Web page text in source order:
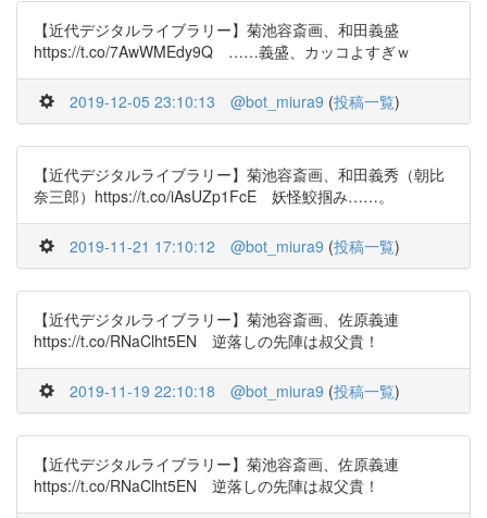
【近代デジタルライブラリー】菊池容斎画、和田義盛
https://t.co/7AwWMEdy9Q ……義盛、カッコよすぎｗ
2019-12-05 23:10:13 @bot_miura9 (投稿一覧)
【近代デジタルライブラリー】菊池容斎画、和田義秀（朝比
奈三郎）https://t.co/iAsUZp1FcE 妖怪鮫掴み……。
2019-11-21 17:10:12 @bot_miura9 (投稿一覧)
【近代デジタルライブラリー】菊池容斎画、佐原義連
https://t.co/RNaClht5EN 逆落しの先陣は叔父貴！
2019-11-19 22:10:18 @bot_miura9 (投稿一覧)
【近代デジタルライブラリー】菊池容斎画、佐原義連
https://t.co/RNaClht5EN 逆落しの先陣は叔父貴！